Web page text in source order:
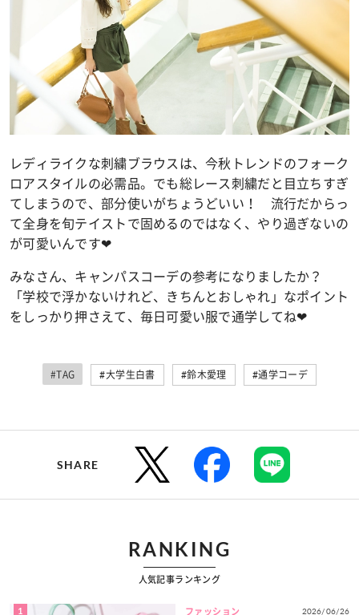
レディライクな刺繍ブラウスは、今秋トレンドのフォーク
ロアスタイルの必需品。でも総レース刺繍だと目立ちすぎ
てしまうので、部分使いがちょうどいい！ 流行だからっ
て全身を旬テイストで固めるのではなく、やり過ぎないの
が可愛いんです❤
みなさん、キャンパスコーデの参考になりましたか？
「学校で浮かないけれど、きちんとおしゃれ」なポイント
をしっかり押さえて、毎日可愛い服で通学してね❤
#TAG #大学生白書 #鈴木愛理 #通学コーデ
SHARE
RANKING
人気記事ランキング
1 ファッション 2026/06/26